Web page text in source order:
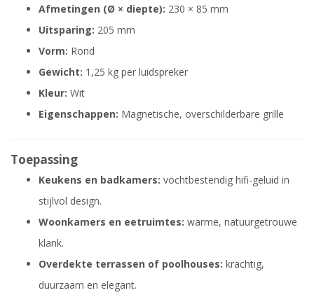
Afmetingen (Ø × diepte): 230 × 85 mm
Uitsparing: 205 mm
Vorm: Rond
Gewicht: 1,25 kg per luidspreker
Kleur: Wit
Eigenschappen: Magnetische, overschilderbare grille
Toepassing
Keukens en badkamers: vochtbestendig hifi-geluid in
stijlvol design.
Woonkamers en eetruimtes: warme, natuurgetrouwe
klank.
Overdekte terrassen of poolhouses: krachtig,
duurzaam en elegant.